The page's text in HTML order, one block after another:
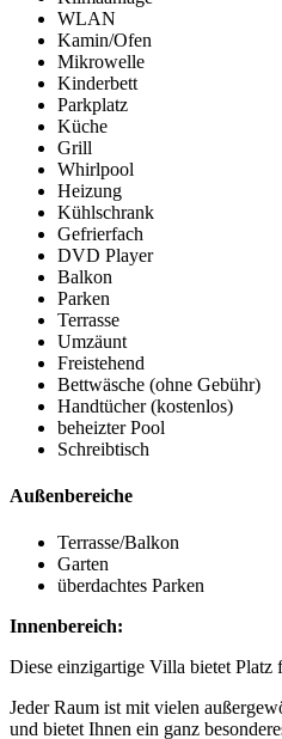
WLAN
Kamin/Ofen
Mikrowelle
Kinderbett
Parkplatz
Küche
Grill
Whirlpool
Heizung
Kühlschrank
Gefrierfach
DVD Player
Balkon
Parken
Terrasse
Umzäunt
Freistehend
Bettwäsche (ohne Gebühr)
Handtücher (kostenlos)
beheizter Pool
Schreibtisch
Außenbereiche
Terrasse/Balkon
Garten
überdachtes Parken
Innenbereich:
Diese einzigartige Villa bietet Platz
Jeder Raum ist mit vielen
und bietet Ihnen ein ganz